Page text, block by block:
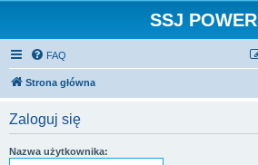
SSJ POWER
FAQ
Strona główna
Zaloguj się
Nazwa użytkownika: